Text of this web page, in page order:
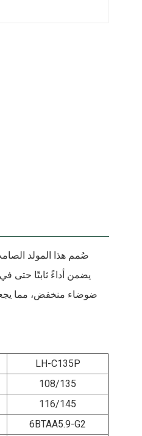
صُمم هذا المولد
يضمن أداءً ثابتًا حتى
ضوضاء منخفض، مما
LH-C135P
108/135
116/145
6BTAA5.9-G2